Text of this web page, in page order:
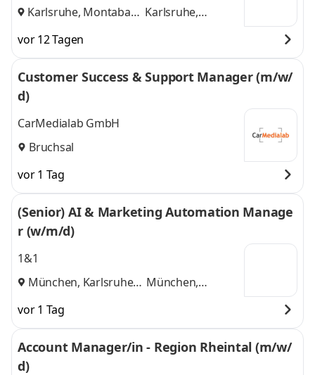
Karlsruhe, Montabaur Karlsruhe,
vor 12 Tagen
Customer Success & Support Manager (m/w/
d)
CarMedialab GmbH
Bruchsal
vor 1 Tag
(Senior) AI & Marketing Automation Manage
r (w/m/d)
1&1
München, Karlsruhe
München,
vor 1 Tag
Account Manager/in - Region Rheintal (m/w/
d)